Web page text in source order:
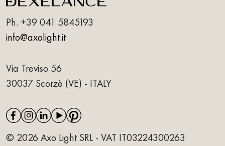
Ph. +39 041 5845193
info@axolight.it
Via Treviso 56
30037 Scorzè (VE) - ITALY
© 2026 Axo Light SRL - VAT IT03224300263